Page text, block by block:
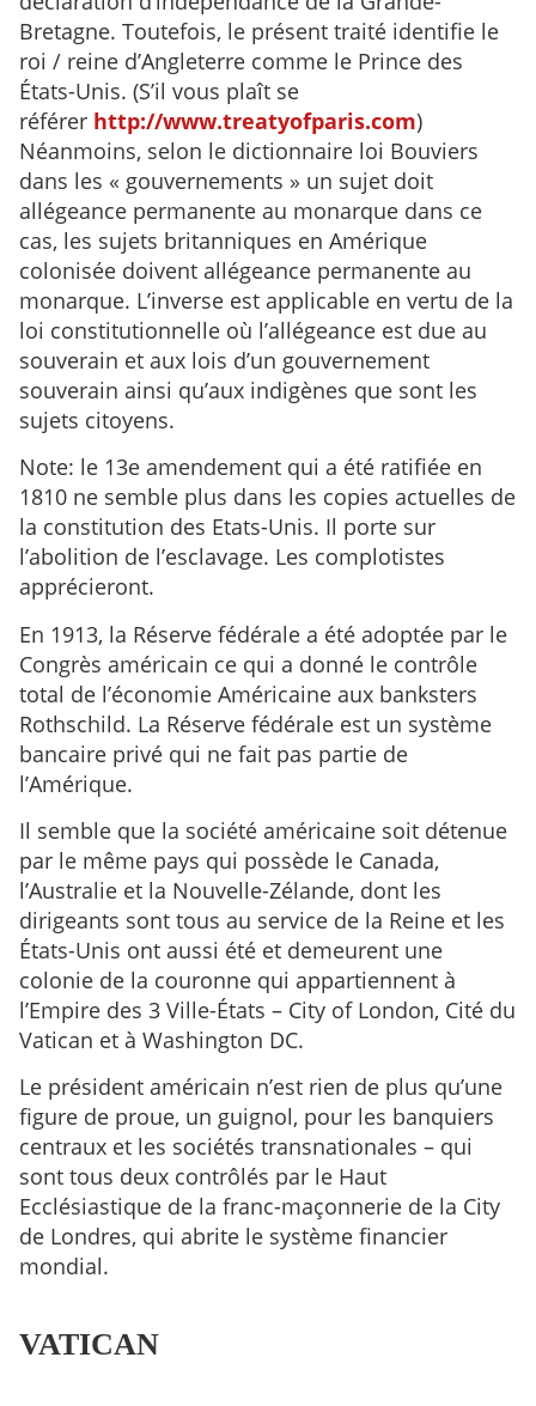
Bretagne. Toutefois, le présent traité identifie le
roi / reine d’Angleterre comme le Prince des
États-Unis. (S’il vous plaît se
référer http://www.treatyofparis.com)
Néanmoins, selon le dictionnaire loi Bouviers
dans les « gouvernements » un sujet doit
allégeance permanente au monarque dans ce
cas, les sujets britanniques en Amérique
colonisée doivent allégeance permanente au
monarque. L’inverse est applicable en vertu de la
loi constitutionnelle où l’allégeance est due au
souverain et aux lois d’un gouvernement
souverain ainsi qu’aux indigènes que sont les
sujets citoyens.
Note: le 13e amendement qui a été ratifiée en
1810 ne semble plus dans les copies actuelles de
la constitution des Etats-Unis. Il porte sur
l’abolition de l’esclavage. Les complotistes
apprécieront.
En 1913, la Réserve fédérale a été adoptée par le
Congrès américain ce qui a donné le contrôle
total de l’économie Américaine aux banksters
Rothschild. La Réserve fédérale est un système
bancaire privé qui ne fait pas partie de
l’Amérique.
Il semble que la société américaine soit détenue
par le même pays qui possède le Canada,
l’Australie et la Nouvelle-Zélande, dont les
dirigeants sont tous au service de la Reine et les
États-Unis ont aussi été et demeurent une
colonie de la couronne qui appartiennent à
l’Empire des 3 Ville-États – City of London, Cité du
Vatican et à Washington DC.
Le président américain n’est rien de plus qu’une
figure de proue, un guignol, pour les banquiers
centraux et les sociétés transnationales – qui
sont tous deux contrôlés par le Haut
Ecclésiastique de la franc-maçonnerie de la City
de Londres, qui abrite le système financier
mondial.
VATICAN